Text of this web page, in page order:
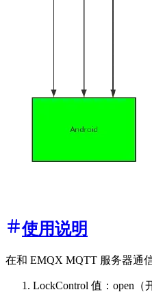
使用说明
在和 EMQX MQTT 服务器通
LockControl 值：open（